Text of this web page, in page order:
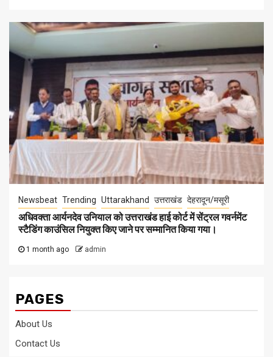
Newsbeat Trending Uttarakhand उत्तराखंड देहरादून/मसूरी
अधिवक्ता आर्यनदेव उनियाल को उत्तराखंड हाई कोर्ट में सेंट्रल गवर्नमेंट
स्टैडिंग काउंसिल नियुक्त किए जाने पर सम्मानित किया गया।
1 month ago admin
PAGES
About Us
Contact Us